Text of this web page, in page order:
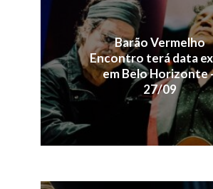
Barão Vermelho
Encontro terá data
em Belo Horizonte
27/09